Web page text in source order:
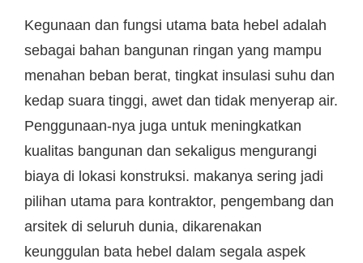
Kegunaan dan fungsi utama bata hebel adalah
sebagai bahan bangunan ringan yang mampu
menahan beban berat, tingkat insulasi suhu dan
kedap suara tinggi, awet dan tidak menyerap air.
Penggunaan-nya juga untuk meningkatkan
kualitas bangunan dan sekaligus mengurangi
biaya di lokasi konstruksi. makanya sering jadi
pilihan utama para kontraktor, pengembang dan
arsitek di seluruh dunia, dikarenakan
keunggulan bata hebel dalam segala aspek